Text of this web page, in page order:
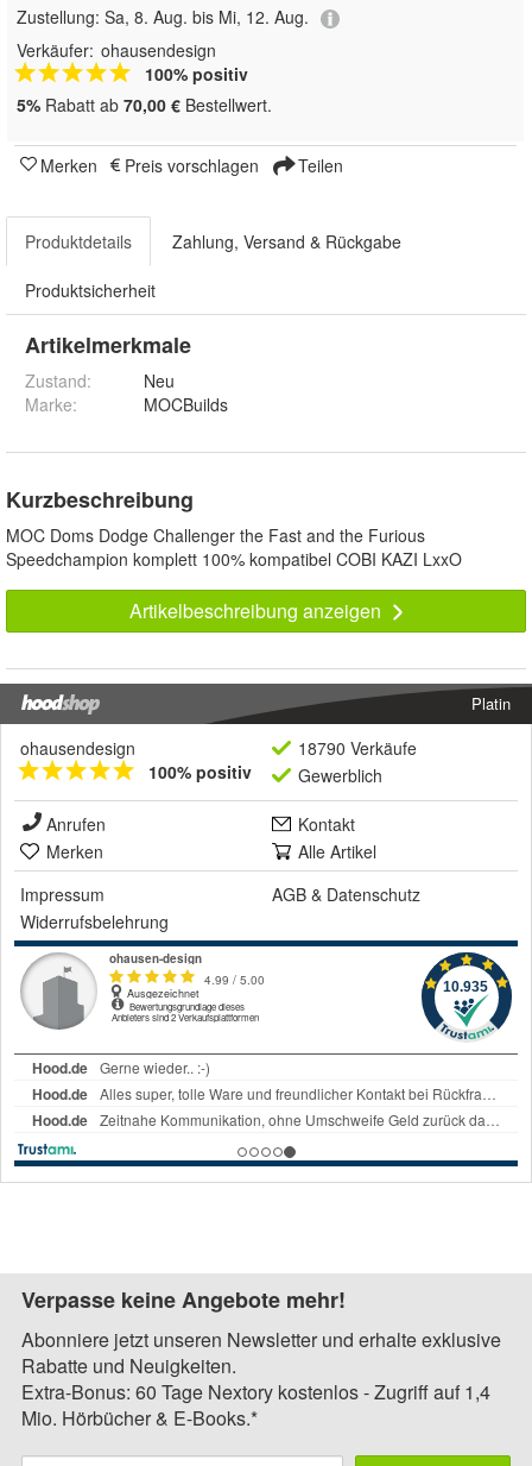
Zustellung: Sa, 8. Aug. bis Mi, 12. Aug.
Verkäufer: ohausendesign
100% positiv
5% Rabatt ab 70,00 € Bestellwert.
Merken Preis vorschlagen Teilen
Produktdetails Zahlung, Versand & Rückgabe
Produktsicherheit
Artikelmerkmale
Zustand:
Neu
Marke:
MOCBuilds
Kurzbeschreibung
MOC Doms Dodge Challenger the Fast and the Furious
Speedchampion komplett 100% kompatibel COBI KAZI LxxO
Artikelbeschreibung anzeigen
Platin
ohausendesign
100% positiv
18790 Verkäufe
Gewerblich
Anrufen
Kontakt
Merken
Alle Artikel
Impressum
AGB & Datenschutz
Widerrufsbelehrung
Verpasse keine Angebote mehr!
Abonniere jetzt unseren Newsletter und erhalte exklusive
Rabatte und Neuigkeiten.
Extra-Bonus: 60 Tage Nextory kostenlos - Zugriff auf 1,4
Mio. Hörbücher & E-Books.*